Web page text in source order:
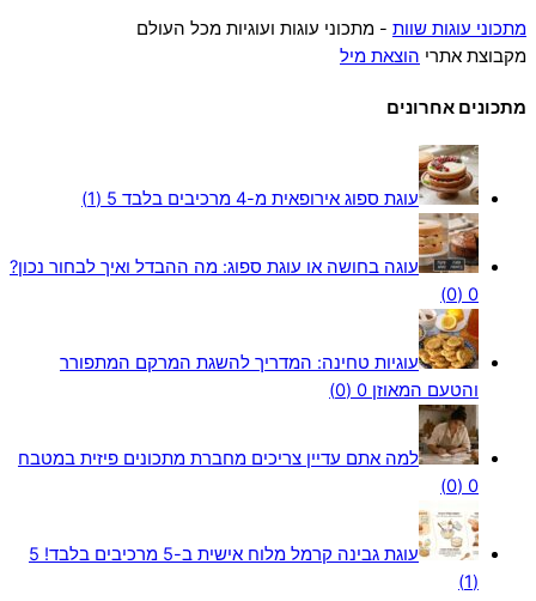
מתכוני עוגות שוות - מתכוני עוגות ועוגיות מכל העולם
מקבוצת אתרי הוצאת מיל
מתכונים אחרונים
עוגת ספוג אירופאית מ-4 מרכיבים בלבד 5 (1)
עוגה בחושה או עוגת ספוג: מה ההבדל ואיך לבחור נכון?
0 (0)
עוגיות טחינה: המדריך להשגת המרקם המתפורר
והטעם המאוזן 0 (0)
למה אתם עדיין צריכים מחברת מתכונים פיזית במטבח
0 (0)
עוגת גבינה קרמל מלוח אישית ב-5 מרכיבים בלבד!
5
(1)